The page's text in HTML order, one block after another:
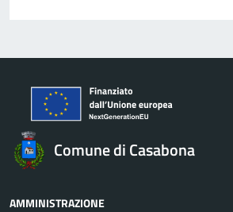
Comune di Casabona
AMMINISTRAZIONE